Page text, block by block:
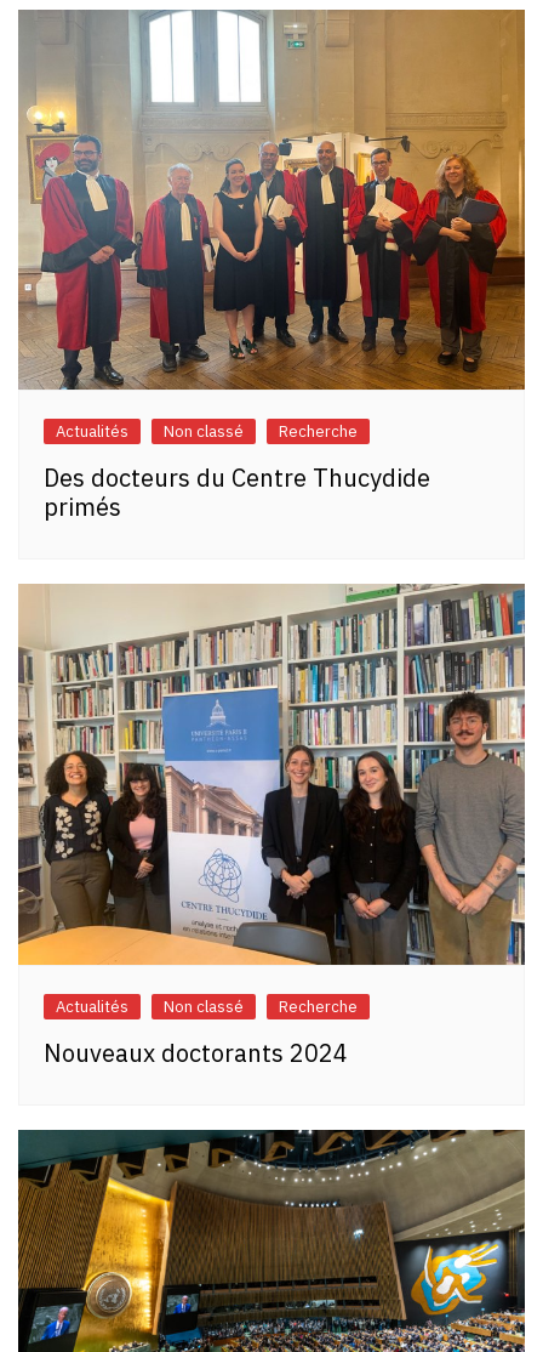
l’article
Actualités Non classé Recherche
Des docteurs du Centre Thucydide
primés
Actualités Non classé Recherche
Nouveaux doctorants 2024